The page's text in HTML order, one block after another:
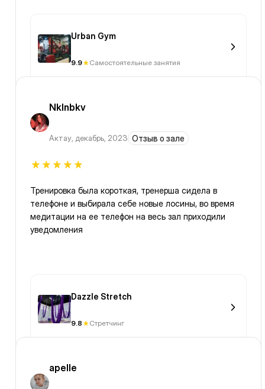
Urban Gym
9.9 Самостоятельные занятия
Nklnbkv
Актау, декабрь, 2023 Отзыв о зале
Тренировка была короткая, тренерша сидела в
телефоне и выбирала себе новые лосины, во время
медитации на ее телефон на весь зал приходили
уведомления
Dazzle Stretch
9.8 Стретчинг
apelle